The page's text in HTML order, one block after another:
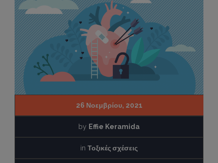
26 Νοεμβρίου, 2021
by Effie Keramida
in Τοξικές σχέσεις